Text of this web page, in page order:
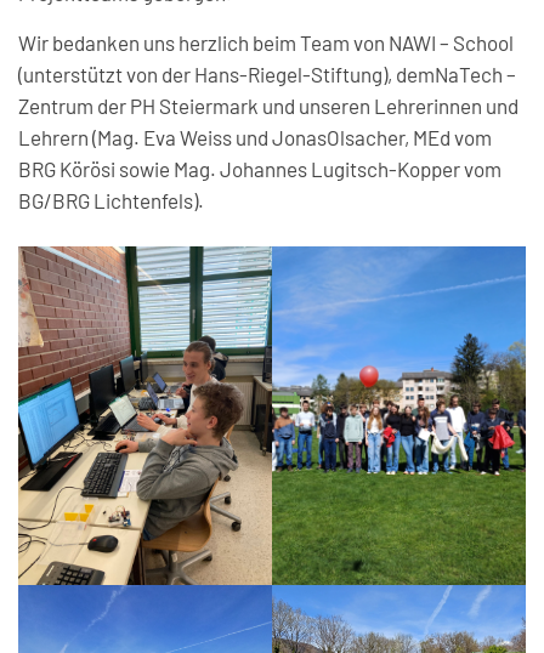
Wir bedanken uns herzlich beim Team von NAWI – School
(unterstützt von der Hans-Riegel-Stiftung), demNaTech –
Zentrum der PH Steiermark und unseren Lehrerinnen und
Lehrern (Mag. Eva Weiss und JonasOlsacher, MEd vom
BRG Körösi sowie Mag. Johannes Lugitsch-Kopper vom
BG/BRG Lichtenfels).